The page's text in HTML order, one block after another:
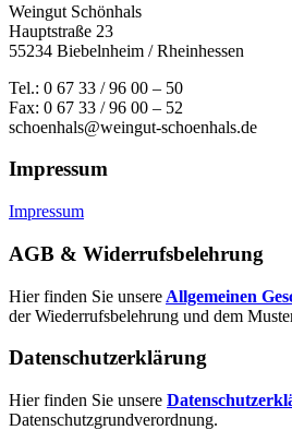
Weingut Schönhals
Hauptstraße 23
55234 Biebelnheim / Rheinhessen
Tel.: 0 67 33 / 96 00 – 50
Fax: 0 67 33 / 96 00 – 52
schoenhals@weingut-schoenhals.de
Impressum
Impressum
AGB & Widerrufsbelehrung
Hier finden Sie unsere Allgemeinen
der Wiederrufsbelehrung und dem
Datenschutzerklärung
Hier finden Sie unsere
Datenschutzgrundverordnung.